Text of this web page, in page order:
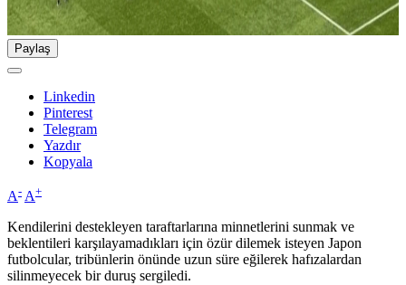
Paylaş
Linkedin
Pinterest
Telegram
Yazdır
Kopyala
A- A+
Kendilerini destekleyen taraftarlarına minnetlerini sunmak ve
beklentileri karşılayamadıkları için özür dilemek isteyen Japon
futbolcular, tribünlerin önünde uzun süre eğilerek hafızalardan
silinmeyecek bir duruş sergiledi.